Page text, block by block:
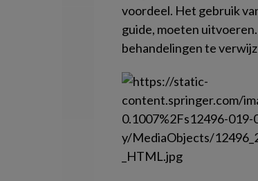
voordeel. Het gebruik
guide, moeten
behandelingen te